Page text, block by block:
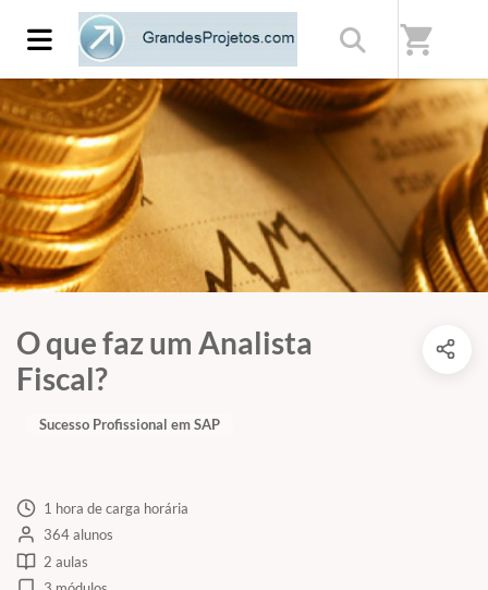
shopping_cart
O que faz um Analista
Fiscal?
Sucesso Profissional em SAP
1 hora de carga horária
364 alunos
2 aulas